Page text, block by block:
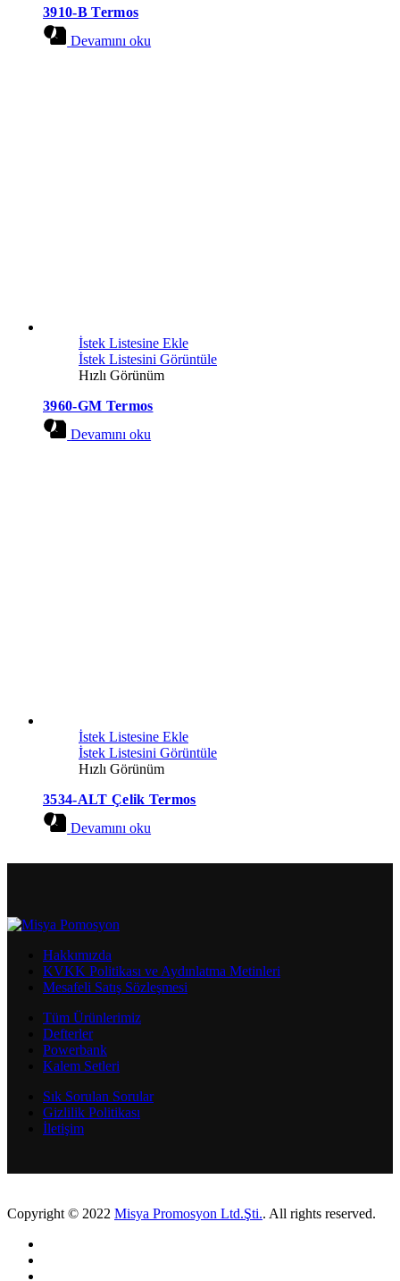
3910-B Termos
Devamını oku
İstek Listesine Ekle
İstek Listesini Görüntüle
Hızlı Görünüm
3960-GM Termos
Devamını oku
İstek Listesine Ekle
İstek Listesini Görüntüle
Hızlı Görünüm
3534-ALT Çelik Termos
Devamını oku
Hakkımızda
KVKK Politikası ve Aydınlatma Metinleri
Mesafeli Satış Sözleşmesi
Tüm Ürünlerimiz
Defterler
Powerbank
Kalem Setleri
Sık Sorulan Sorular
Gizlilik Politikası
İletişim
Copyright © 2022 Misya Promosyon Ltd.Şti.. All rights reserved.